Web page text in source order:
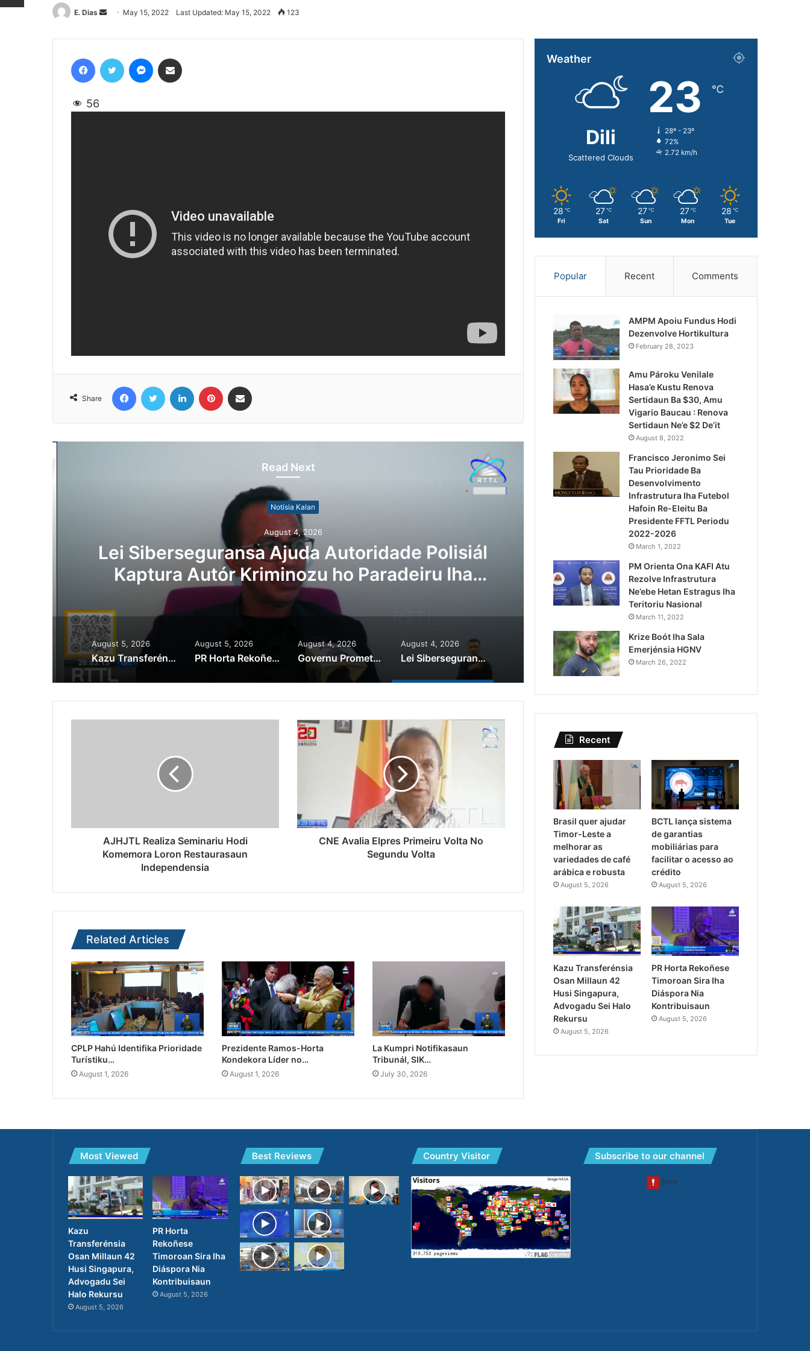
E. Dias
Send
email
May 15, 2022 Last Updated: May 15, 2022 123
56
Share
Read Next
Notísia Kalan
August 4, 2026
Lei Siberseguransa Ajuda Autoridade Polisiál
Kaptura Autór Kriminozu ho Paradeiru Iha
Estranjeiru
Kazu Transferénsia
Singapura, Advogadu
August 5, 2026
Kazu Transferénsia Osan Millaun 42 Husi Singapura, Advogadu Sei Halo Rekursu
August 5, 2026
PR Horta Rekoñese Timoroan Sira Iha Diáspora Nia Kontribuisaun
August 4, 2026
Governu Promete Tau Prioridade ba Setór Minerais no Setór Produtivu
August 4, 2026
Lei Siberseguransa Ajuda Autoridade Polisiál Kaptura Autór Kriminozu ho Paradeiru Iha Estranjeiru
AJHJTL Realiza Seminariu Hodi
Komemora Loron Restaurasaun
Independensia
CNE Avalia Elpres Primeiru Volta No
Segundu Volta
Related Articles
CPLP Hahú Identifika Prioridade
Turístiku…
August 1, 2026
Prezidente Ramos-Horta
Kondekora Líder no…
August 1, 2026
La Kumpri Notifikasaun
Tribunál, SIK…
July 30, 2026
Weather
Dili
Scattered Clouds
23 ℃
28º - 23º
72%
2.72 km/h
28 ℃
Fri
27 ℃
Sat
27 ℃
Sun
27 ℃
Mon
28 ℃
Tue
Popular Recent Comments
AMPM Apoiu Fundus Hodi
Dezenvolve Hortikultura
February 28, 2023
Amu Pároku Venilale
Hasa’e Kustu Renova
Sertidaun Ba $30, Amu
Vigario Baucau : Renova
Sertidaun Ne’e $2 De’it
August 8, 2022
Francisco Jeronimo Sei
Tau Prioridade Ba
Desenvolvimento
Infrastrutura Iha Futebol
Hafoin Re-Eleitu Ba
Presidente FFTL Periodu
2022-2026
March 1, 2022
PM Orienta Ona KAFI Atu
Rezolve Infrastrutura
Ne’ebe Hetan Estragus Iha
Teritoriu Nasional
March 11, 2022
Krize Boót Iha Sala
Emerjénsia HGNV
March 26, 2022
Recent
Brasil quer ajudar
Timor-Leste a
melhorar as
variedades de café
arábica e robusta
August 5, 2026
BCTL lança sistema
de garantias
mobiliárias para
facilitar o acesso ao
crédito
August 5, 2026
Kazu Transferénsia
Osan Millaun 42
Husi Singapura,
Advogadu Sei Halo
Rekursu
August 5, 2026
PR Horta Rekoñese
Timoroan Sira Iha
Diáspora Nia
Kontribuisaun
August 5, 2026
Most Viewed
Kazu
Transferénsia
Osan Millaun 42
Husi Singapura,
Advogadu Sei
Halo Rekursu
August 5, 2026
PR Horta
Rekoñese
Timoroan Sira Iha
Diáspora Nia
Kontribuisaun
August 5, 2026
Best Reviews Country Visitor Subscribe to our channel